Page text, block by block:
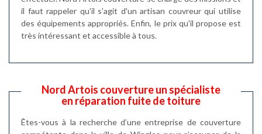
il faut rappeler qu'il s'agit d'un artisan couvreur qui utilise
des équipements appropriés. Enfin, le prix qu'il propose est
très intéressant et accessible à tous.
Nord Artois couverture un spécialiste
en réparation fuite de toiture
Êtes-vous à la recherche d’une entreprise de couverture